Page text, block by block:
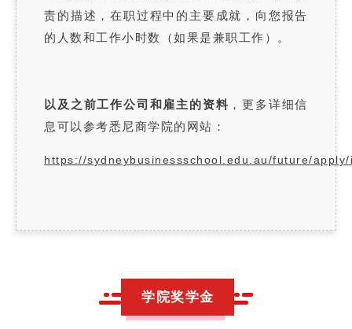
责的描述，在职过程中的主要成就，向您报告
的人数和工作小时数（如果是兼职工作）。
以及之前工作公司和雇主的资料 ，更多详细信
息可以参考悉尼商学院的网站：
https://sydneybusinessschool.edu.au/future/
学院奖学金